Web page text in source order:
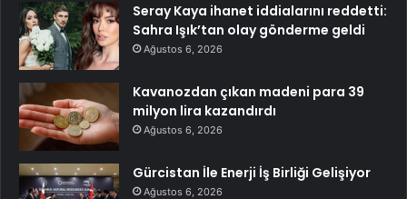
Seray Kaya ihanet iddialarını reddetti:
Sahra Işık’tan olay gönderme geldi
Ağustos 6, 2026
Kavanozdan çıkan madeni para 39
milyon lira kazandırdı
Ağustos 6, 2026
Gürcistan İle Enerji İş Birliği Gelişiyor
Ağustos 6, 2026